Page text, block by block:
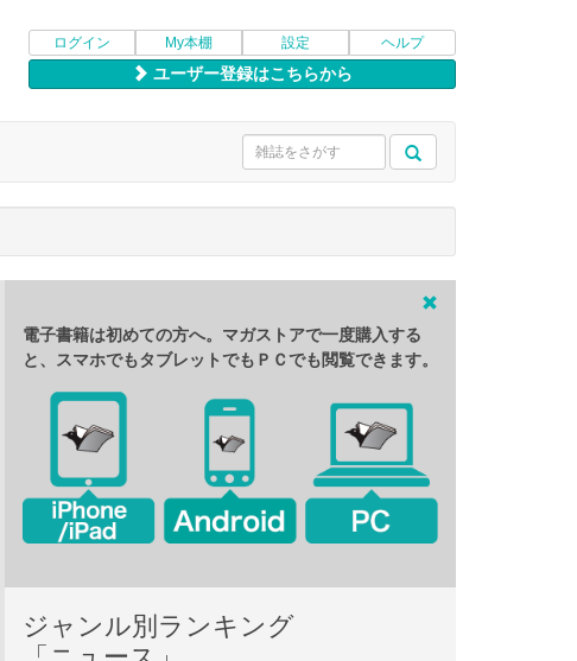
ログイン My本棚 設定 ヘルプ
ユーザー登録はこちらから
電子書籍は初めての方へ。マガストアで一度購入する
と、スマホでもタブレットでもＰＣでも閲覧できます。
ジャンル別ランキング